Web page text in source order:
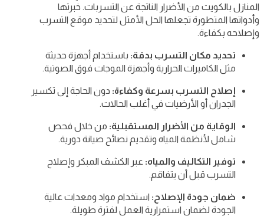
المنازل بالكويت من الأضرار الناتجة عن التسربات. خبرتها
وأدواتها المتطورة تجعلها الحل الأمثل لتحديد موقع التسرب
وإصلاحه بكفاءة.
تحديد مكان التسرب بدقة: باستخدام أجهزة حديثة
مثل الكاميرات الحرارية وأجهزة الموجات فوق الصوتية.
إصلاح التسرب بسرعة وكفاءة: دون الحاجة إلى تكسير
الجدران أو الأرضيات في أغلب الحالات.
الوقاية من الأضرار المستقبلية: من خلال فحص
شامل لأنظمة المياه وتقديم نصائح صيانة دورية.
توفير التكاليف والمياه: عبر الكشف المبكر وإصلاح
التسرب قبل أن يتفاقم.
ضمان جودة الإصلاح: استخدام مواد ومعدات عالية
الجودة لضمان استمرارية العمل لفترة طويلة.